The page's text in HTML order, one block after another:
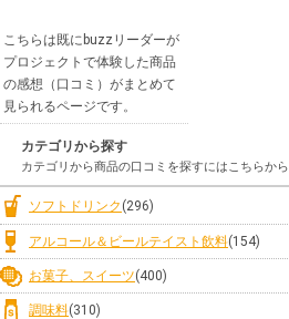
こちらは既にbuzzリーダーが
プロジェクトで体験した商品
の感想（口コミ）がまとめて
見られるページです。
カテゴリから探す
カテゴリから商品の口コミを探すにはこちらから
ソフトドリンク (296)
アルコール＆ビールテイスト飲料(154)
お菓子、スイーツ(400)
調味料(310)